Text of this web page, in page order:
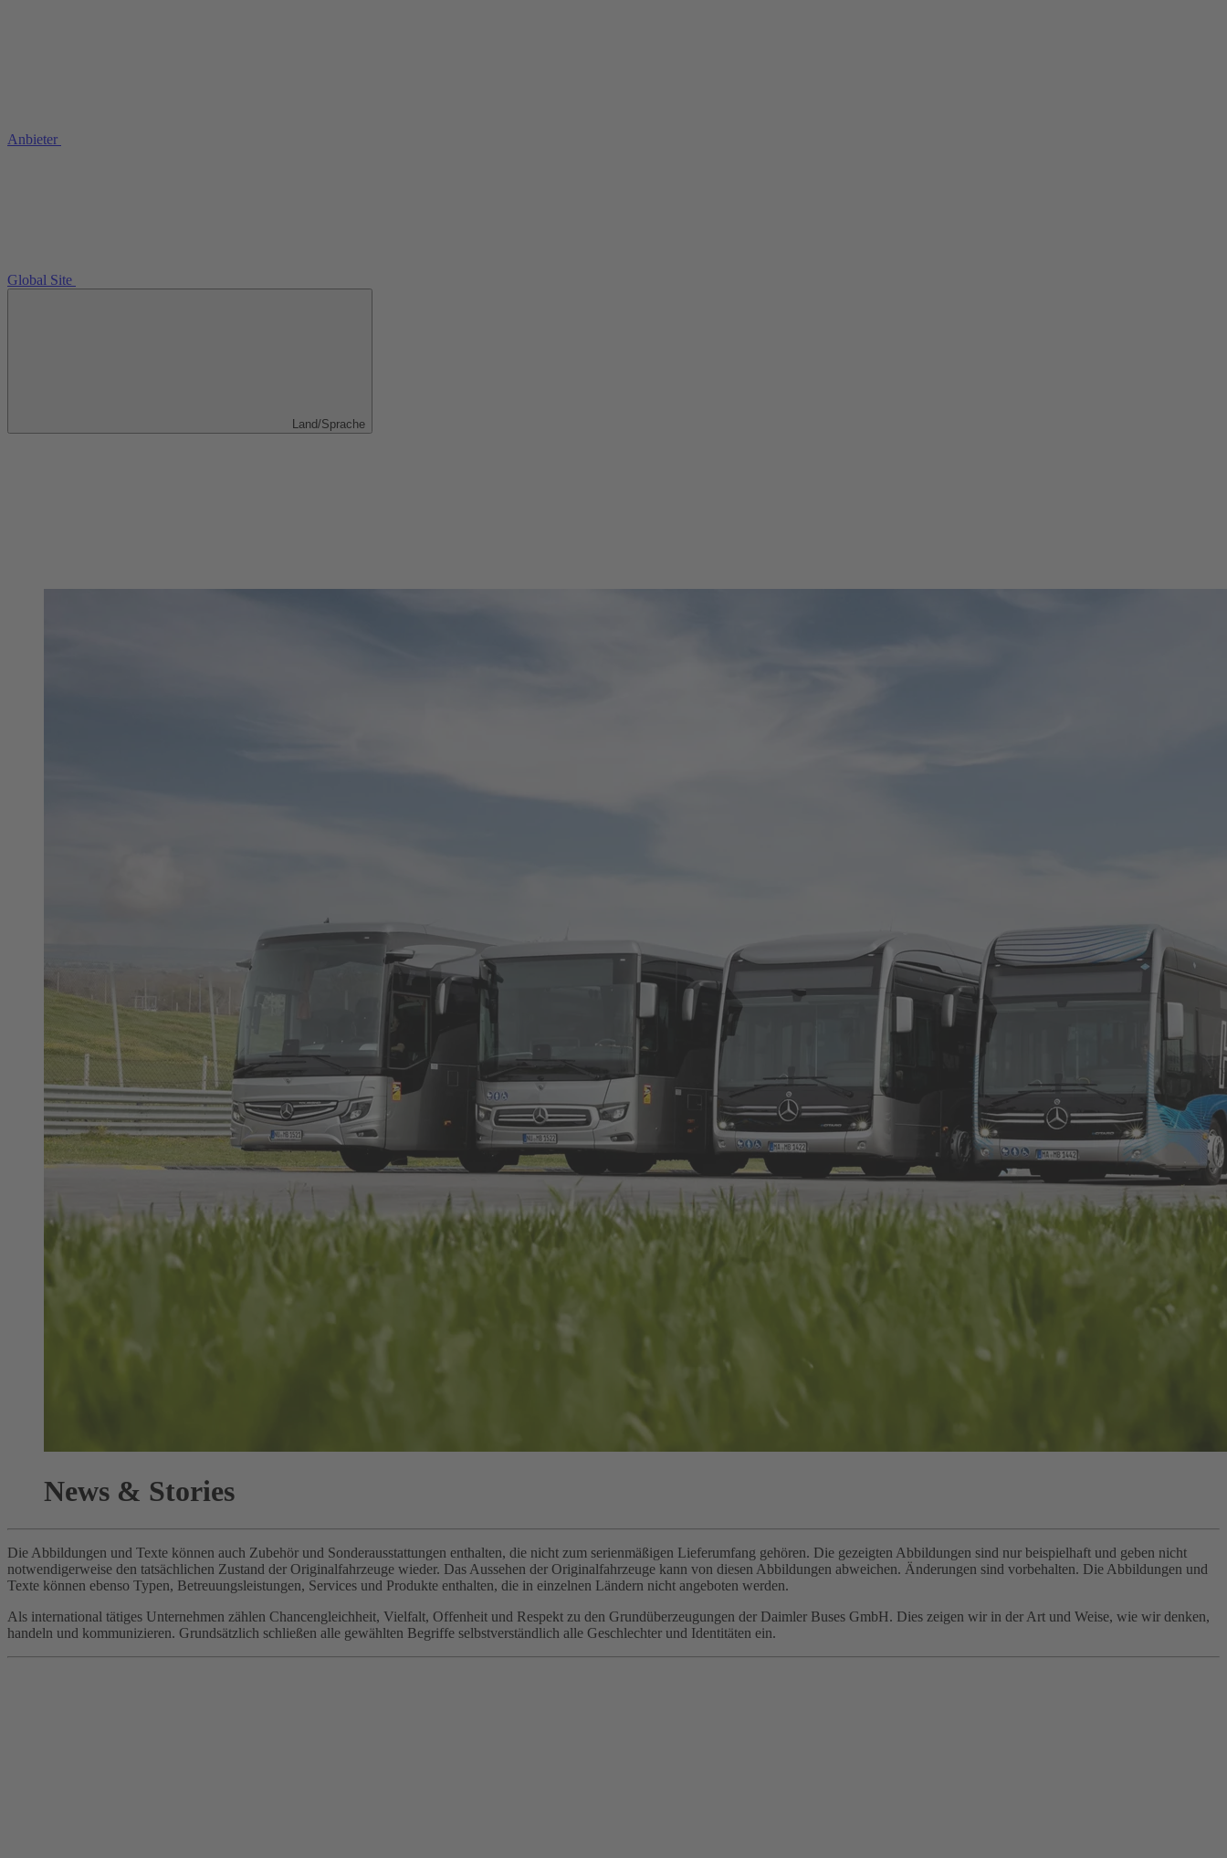
Anbieter
Global Site
Land/Sprache
News & Stories
Die Abbildungen und Texte können auch Zubehör und Sonderausstattungen enthalten, die nicht zum serienmäßigen Lieferumfang gehören. Die gezeigten Abbildungen sind nur beispielhaft und geben nicht
notwendigerweise den tatsächlichen Zustand der Originalfahrzeuge wieder. Das Aussehen der Originalfahrzeuge kann von diesen Abbildungen abweichen. Änderungen sind vorbehalten. Die Abbildungen und
Texte können ebenso Typen, Betreuungsleistungen, Services und Produkte enthalten, die in einzelnen Ländern nicht angeboten werden.
Als international tätiges Unternehmen zählen Chancengleichheit, Vielfalt, Offenheit und Respekt zu den Grundüberzeugungen der Daimler Buses GmbH. Dies zeigen wir in der Art und Weise, wie wir denken,
handeln und kommunizieren. Grundsätzlich schließen alle gewählten Begriffe selbstverständlich alle Geschlechter und Identitäten ein.